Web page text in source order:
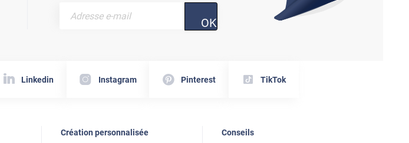
OK
Linkedin Instagram Pinterest TikTok
Création personnalisée Conseils